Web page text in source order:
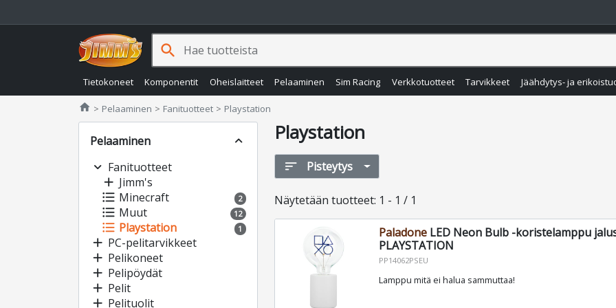
Tietokoneet Komponentit Oheislaitteet Pelaaminen Sim Racing Verkkotuotteet Tarvikkeet Jäähdytys- ja
search
home Jimms.fi
Pelaaminen Fanituotteet Playstation
Pelaaminen
expand_less
expand_more Fanituotteet
add Jimm's
format_list_bulleted Minecraft 2
format_list_bulleted Muut 12
format_list_bulleted Playstation 1
add PC-pelitarvikkeet
add Pelikoneet
add Pelipöydät
add Pelit
add Pelituolit
Playstation
sort Pisteytys
Näytetään tuotteet: 1 - 1 / 1
PaladoneLED Neon Bulb -koristelamppu
PLAYSTATION
PP14062PSEU
Lamppu mitä ei halua sammuttaa!